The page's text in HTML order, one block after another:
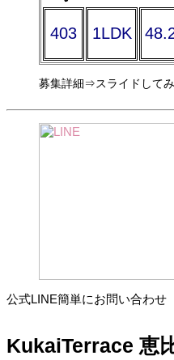
403 1LDK 48
募集詳細⇒スライドして
公式LINE簡単にお問い合わせ
KukaiTerrace 恵